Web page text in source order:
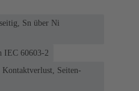
Sn über Ni
IEC 60603-2
Seiten-